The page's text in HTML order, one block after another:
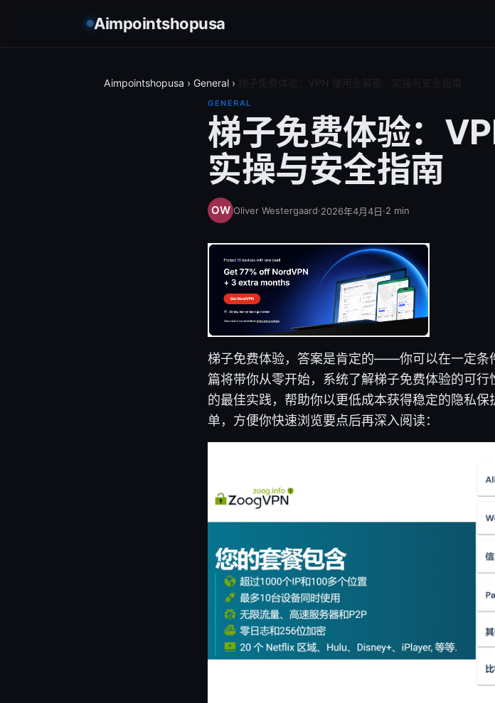
Aimpointshopusa
Aimpointshopusa › General ›
GENERAL
梯子免费体验：
实操与安全指南
Oliver Westergaard·2026年4月4日·2 min
梯子免费体验，答案是肯定的——你可以在一定条
篇将带你从零开始，系统了解梯子免费体验的可
的最佳实践，帮助你以更低成本获得稳定的隐私
单，方便你快速浏览要点后再深入阅读：